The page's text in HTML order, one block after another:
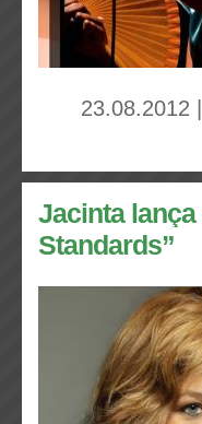
23.08.2012
Jacinta
Standards”